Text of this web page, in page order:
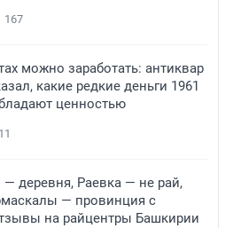
167
можно заработать: антиквар
какие редкие деньги 1961
ценностью
11
деревня, Раевка — не рай,
— провинция с
на райцентры Башкирии